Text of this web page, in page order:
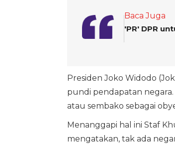
Baca Juga
'PR' DPR
Presiden Joko Widodo
pundi pendapatan
atau sembako sebagai
Menanggapi hal ini Staf
mengatakan, tak ada